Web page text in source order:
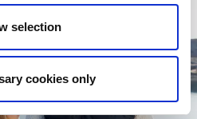
selection
cookies only